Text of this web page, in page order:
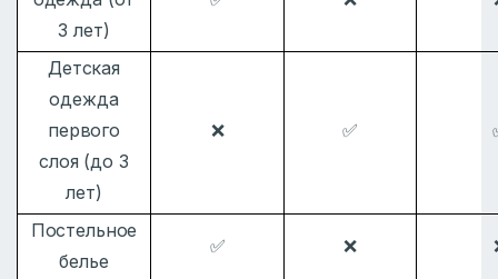
3 лет)
Детская
одежда
первого
слоя (до 3
лет)
❌ ✅
Постельное
белье
✅ ❌